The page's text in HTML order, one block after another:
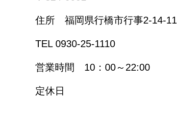
住所 福岡県行橋市行事2-14-11
TEL 0930-25-1110
営業時間 10：00～22:00
定休日